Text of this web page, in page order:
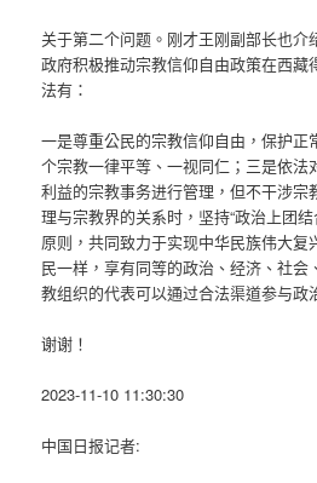
关于第二个问题。刚才王刚副部长也介
政府积极推动宗教信仰自由政策在西藏
法有：
一是尊重公民的宗教信仰自由，保护正
个宗教一律平等、一视同仁；三是依法
利益的宗教事务进行管理，但不干涉宗
理与宗教界的关系时，坚持“政治上团
原则，共同致力于实现中华民族伟大
民一样，享有同等的政治、经济、社
教组织的代表可以通过合法渠道参与政
谢谢！
2023-11-10 11:30:30
中国日报记者: